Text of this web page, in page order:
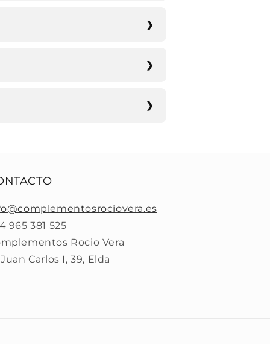
965 381 525
Rocio Vera
Carlos I, 39, Elda